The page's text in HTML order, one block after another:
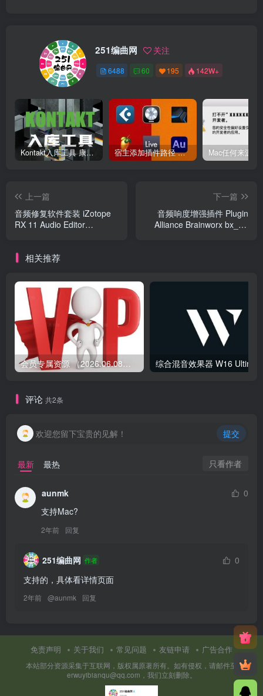
251编曲网 关注
6488 60 195 142W+
Kontakt入库工具 康泰克入库教程 宿主添加插件路径 插件路径设置 VSTPlugins路径
上一篇
音频修复软件套装 iZotope
RX 11 Audio Editor
下一篇
音频响度增强插件 Plugin
Alliance Brainworx bx_XL
相关推荐
会员专属资源 （2026.06.08更新）
评论 共2条
欢迎您留下宝贵的见解！ 提交
最新 最热 只看作者
aunmk
0
支持Mac?
2年前 回复
251编曲网 作者
0
支持的，具体看详情页面
2年前 @aunmk 回复
免责声明 关于我们 常见问题 友链申请 广告合作
本站部分资源采集于互联网，版权属原著所有。如有侵权，请邮件至
erwuyibianqu@qq.com，我们立刻删除。